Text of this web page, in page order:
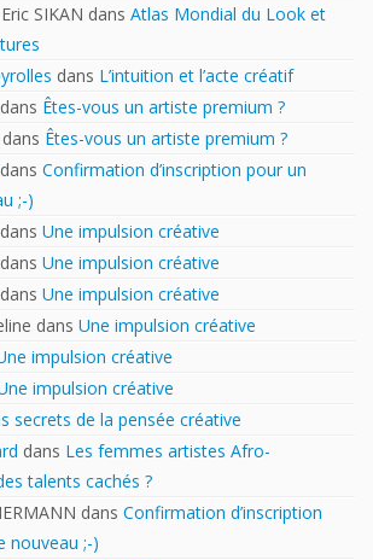
SIKAN dans Atlas Mondial du Look et
dans L’intuition et l’acte créatif
dans Êtes-vous un artiste premium ?
dans Êtes-vous un artiste premium ?
dans Confirmation d’inscription pour un
;-)
dans Une impulsion créative
dans Une impulsion créative
dans Une impulsion créative
dans Une impulsion créative
impulsion créative
impulsion créative
secrets de la pensée créative
dans Les femmes artistes Afro-
talents cachés ?
dans Confirmation d’inscription
nouveau ;-)